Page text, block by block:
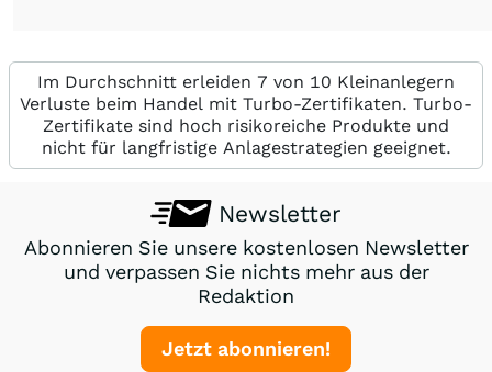
Im Durchschnitt erleiden 7 von 10 Kleinanlegern
Verluste beim Handel mit Turbo-Zertifikaten. Turbo-
Zertifikate sind hoch risikoreiche Produkte und
nicht für langfristige Anlagestrategien geeignet.
Newsletter
Abonnieren Sie unsere kostenlosen Newsletter
und verpassen Sie nichts mehr aus der
Redaktion
Jetzt abonnieren!